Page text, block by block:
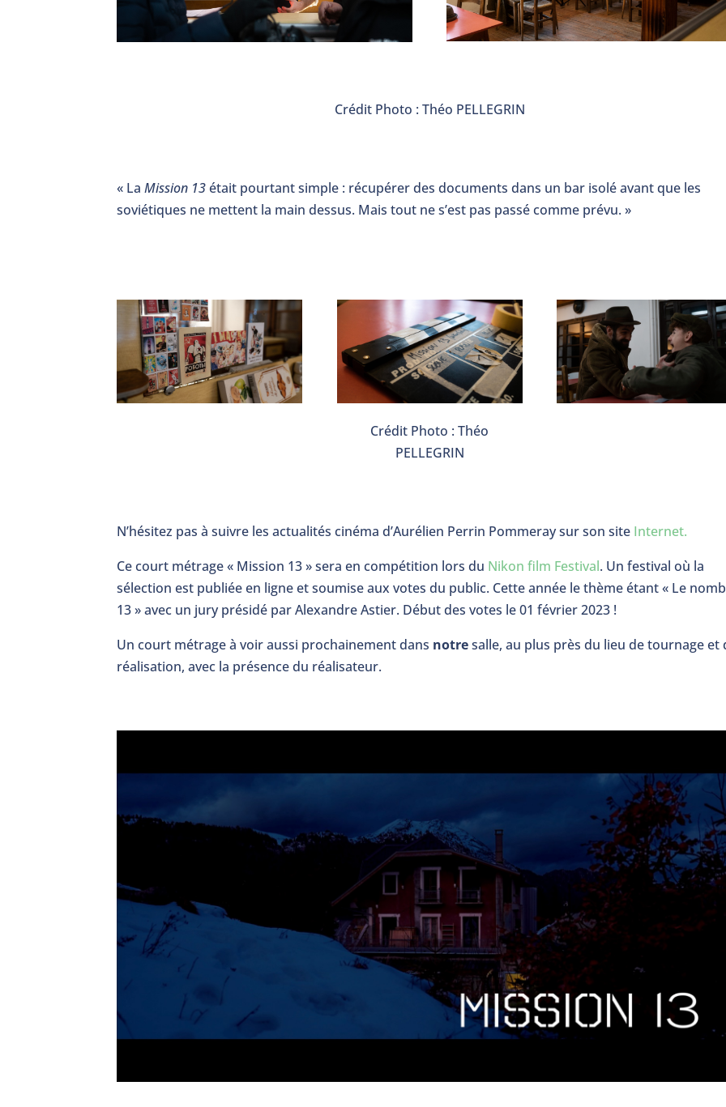
Crédit Photo : Théo PELLEGRIN
« LaMission 13était pourtant simple : récupérer des documents dans un bar isolé avant que les
soviétiques ne mettent la main dessus. Mais tout ne s’est pas passé comme prévu. »
Crédit Photo : Théo
PELLEGRIN
N’hésitez pas à suivre les actualités cinéma d’Aurélien Perrin Pommeray sur son site Internet.
Ce court métrage « Mission 13 » sera en compétition lors du Nikon film Festival. Un festival où la
sélection est publiée en ligne et soumise aux votes du public. Cette année le thème étant « Le
13 » avec un jury présidé par Alexandre Astier. Début des votes le 01 février 2023 !
Un court métrage à voir aussi prochainement dans notresalle, au plus près du lieu de tournage et
réalisation, avec la présence du réalisateur.